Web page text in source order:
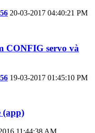
20-03-2017 04:40:21 PM
CONFIG servo và
19-03-2017 01:45:10 PM
(app)
11:44:38 AM